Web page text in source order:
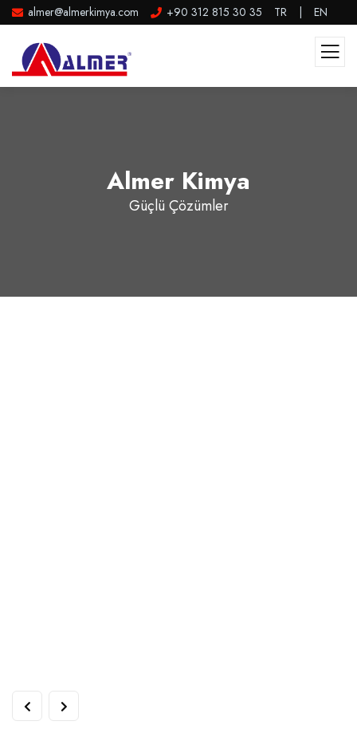
almer@almerkimya.com +90 312 815 30 35 TR EN
Almer Kimya
Güçlü Çözümler